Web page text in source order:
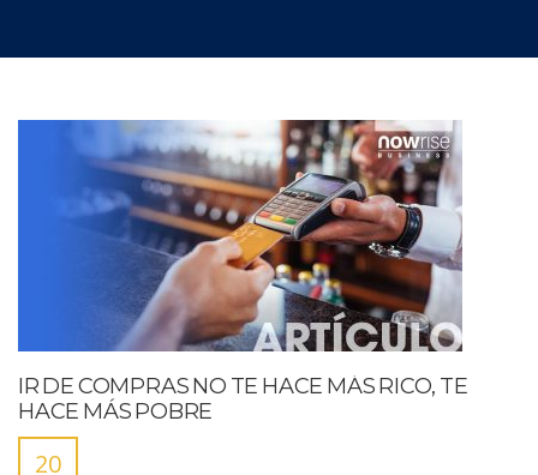
IR DE COMPRAS NO TE HACE MÁS RICO, TE
HACE MÁS POBRE
20